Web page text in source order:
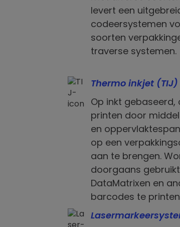
levert een
codeersystemen
soorten
traverse systemen.
Thermo inkjet (TIJ)
Op inkt
printen door
en
op een
aan te brengen.
doorgaans
DataMatrixen en
barcodes te